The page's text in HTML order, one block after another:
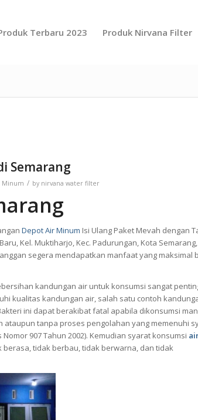
Terbaru 2023 Produk Nirvana Filter
Semarang
Minum / by nirvana water filter
Depot Air Minum Isi Ulang Paket Mevah dengan
Kel. Muktiharjo, Kec. Padurungan, Kota Semarang,
segera mendapatkan manfaat yang maksimal
kandungan air untuk konsumsi sangat
kualitas kandungan air, salah satu contoh
ini dapat berakibat fatal apabila dikonsumsi
ataupun tanpa proses pengolahan yang memenuhi
907 Tahun 2002). Kemudian syarat konsumsi
tidak berbau, tidak berwarna, dan tidak